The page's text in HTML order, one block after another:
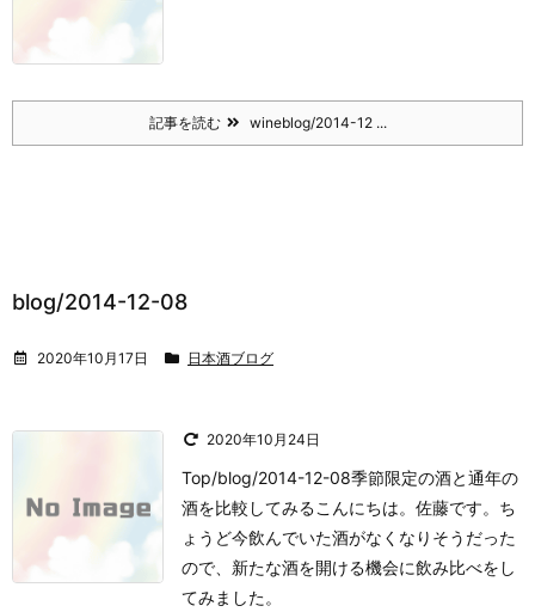
記事を読む wineblog/2014-12 ...
blog/2014-12-08
2020年10月17日 日本酒ブログ
2020年10月24日
Top/blog/2014-12-08季節限定の酒と通年の
酒を比較してみるこんにちは。佐藤です。 ち
ょうど今飲んでいた酒がなくなりそうだった
ので、 新たな酒を開ける機会に飲み比べをし
てみました。